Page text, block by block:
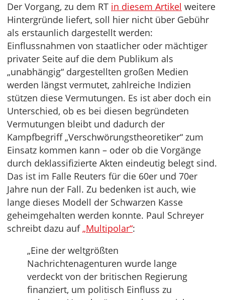
Der Vorgang, zu dem RT in diesem Artikel weitere
Hintergründe liefert, soll hier nicht über Gebühr
als erstaunlich dargestellt werden:
Einflussnahmen von staatlicher oder mächtiger
privater Seite auf die dem Publikum als
„unabhängig“ dargestellten großen Medien
werden längst vermutet, zahlreiche Indizien
stützen diese Vermutungen. Es ist aber doch ein
Unterschied, ob es bei diesen begründeten
Vermutungen bleibt und dadurch der
Kampfbegriff „Verschwörungstheoretiker“ zum
Einsatz kommen kann – oder ob die Vorgänge
durch deklassifizierte Akten eindeutig belegt sind.
Das ist im Falle Reuters für die 60er und 70er
Jahre nun der Fall. Zu bedenken ist auch, wie
lange dieses Modell der Schwarzen Kasse
geheimgehalten werden konnte. Paul Schreyer
schreibt dazu auf„Multipolar“:
„Eine der weltgrößten
Nachrichtenagenturen wurde lange
verdeckt von der britischen Regierung
finanziert, um politisch Einfluss zu